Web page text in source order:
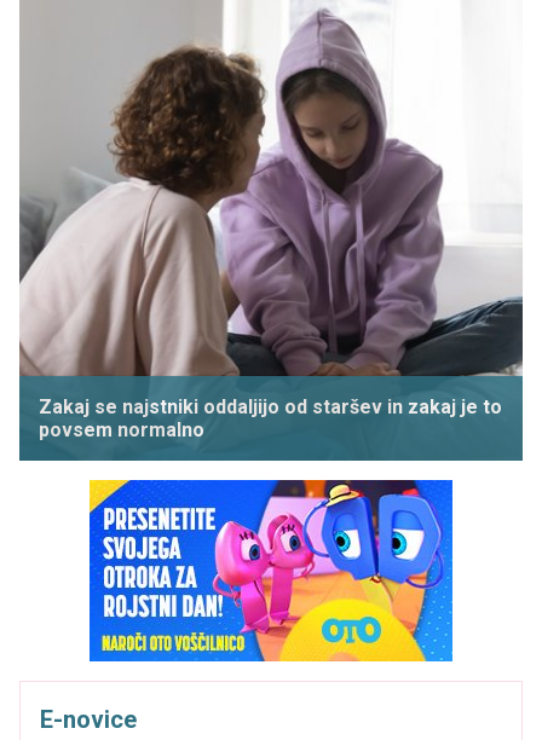
Zakaj se najstniki oddaljijo od staršev in zakaj je to
povsem normalno
E-novice